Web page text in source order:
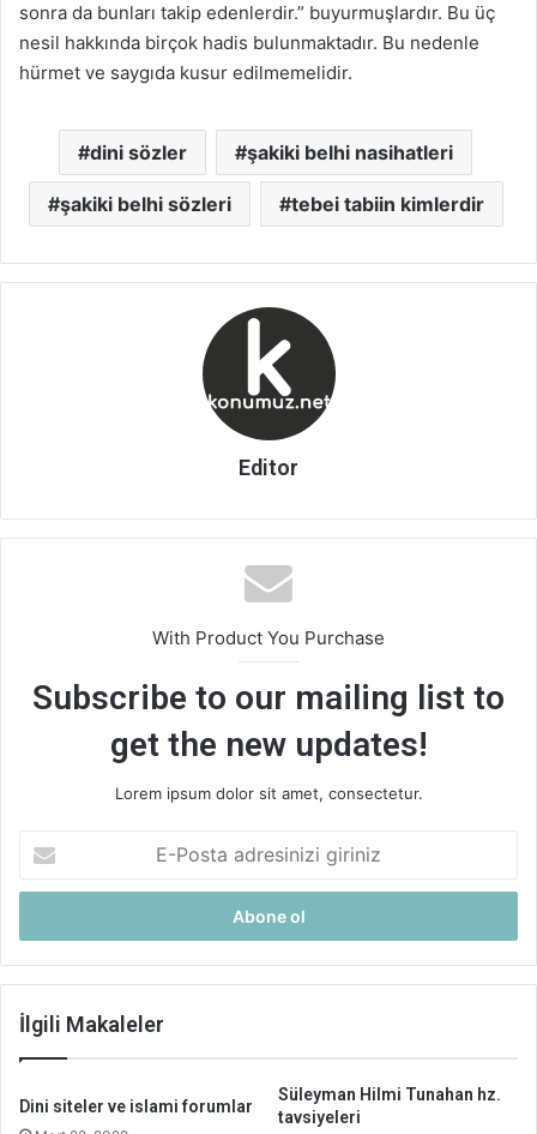
sonra da bunları takip edenlerdir.” buyurmuşlardır. Bu üç
nesil hakkında birçok hadis bulunmaktadır. Bu nedenle
hürmet ve saygıda kusur edilmemelidir.
dini sözler şakiki belhi nasihatleri
şakiki belhi sözleri tebei tabiin kimlerdir
Editor
With Product You Purchase
Subscribe to our mailing list to
get the new updates!
Lorem ipsum dolor sit amet, consectetur.
Posta
adresinizi
İlgili Makaleler
Dini siteler ve islami forumlar
Süleyman Hilmi Tunahan hz.
tavsiyeleri